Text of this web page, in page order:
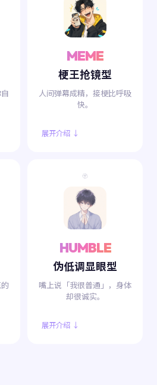
MEME
梗王抢镜型
人间弹幕成精，接梗比呼吸
快。
展开介绍 ↓
🫥
HUMBLE
伪低调显眼型
嘴上说「我很普通」，身体
却很诚实。
展开介绍 ↓